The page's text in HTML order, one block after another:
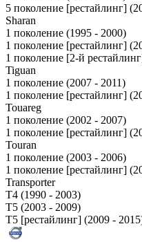
5 поколение [рестайлинг]
Sharan
1 поколение (1995 - 2000)
1 поколение [рестайлинг]
1 поколение [2-й
Tiguan
1 поколение (2007 - 2011)
1 поколение [рестайлинг]
Touareg
1 поколение (2002 - 2007)
1 поколение [рестайлинг]
Touran
1 поколение (2003 - 2006)
1 поколение [рестайлинг]
Transporter
T4 (1990 - 2003)
T5 (2003 - 2009)
T5 [рестайлинг] (2009 -